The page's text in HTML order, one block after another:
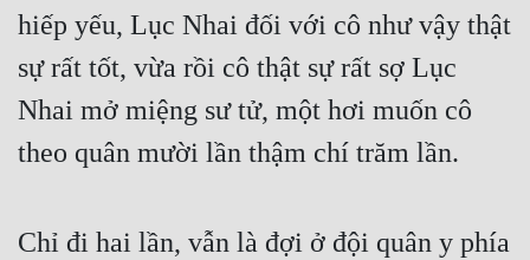
hiếp yếu, Lục Nhai đối với cô như vậy thật
sự rất tốt, vừa rồi cô thật sự rất sợ Lục
Nhai mở miệng sư tử, một hơi muốn cô
theo quân mười lần thậm chí trăm lần.
Chỉ đi hai lần, vẫn là đợi ở đội quân y phía